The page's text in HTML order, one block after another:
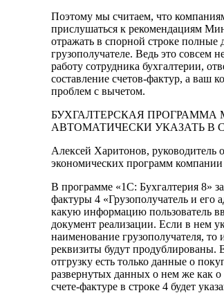
Поэтому мы считаем, что
прислушаться к рекомендациям
отражать в спорной строке полные
грузополучателе. Ведь это совсем
работу сотрудника бухгалтерии,
составление счетов-фактур, а ваш
проблем с вычетом.
БУХГАЛТЕРСКАЯ ПРОГРАММА
АВТОМАТИЧЕСКИ УКАЗАТЬ В
Алексей Харитонов, руководитель
экономических программ
В программе «1С: Бухгалтерия 8»
фактуры 4 «Грузополучатель и его
какую информацию пользователь
документ реализации. Если в нем
наименование грузополучателя, то
реквизиты будут продублированы.
отгрузку есть только данные о
развернутых данных о нем же как о
счете-фактуре в строке 4 будет